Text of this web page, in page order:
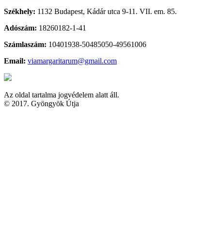
Székhely: 1132 Budapest, Kádár utca 9-11. VII. em. 85.
Adószám: 18260182-1-41
Számlaszám: 10401938-50485050-49561006
Email: viamargaritarum@gmail.com
Az oldal tartalma jogvédelem alatt áll.
© 2017. Gyöngyök Útja